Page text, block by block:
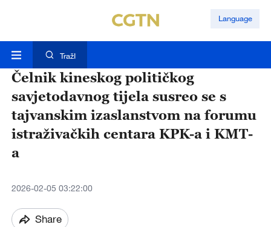
Language
TražI
Čelnik kineskog političkog
savjetodavnog tijela susreo se s
tajvanskim izaslanstvom na forumu
istraživačkih centara KPK-a i KMT-
a
2026-02-05 03:22:00
Share